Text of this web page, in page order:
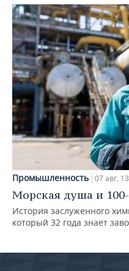
Промышленность 07 авг,
Морская душа и
История заслуженного
который 32 года знает